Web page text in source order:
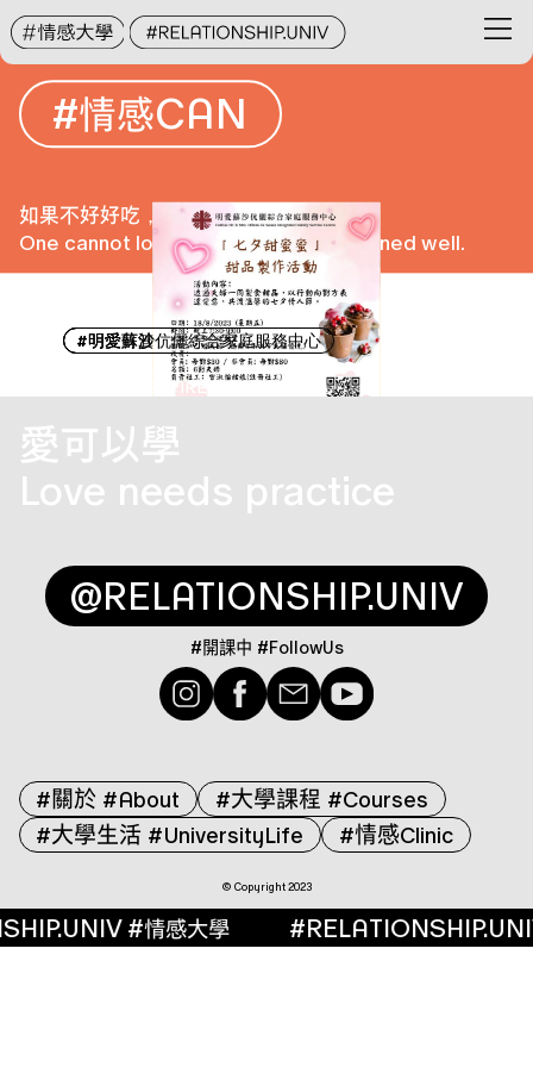
#情感CAN
如果不好好吃，怎樣好好去愛。
One cannot love well if one has not dined well.
#相關活動 EVENTS
禪。啡@夫婦篇
EXPIRED EVENT
#明愛蘇沙伉儷綜合家庭服務中心
賽馬會智家樂計劃《家．多
一點計劃》軟餐制作教學
EXPIRED EVENT
#明愛筲箕灣綜合家庭服務中心
「七夕甜蜜蜜」甜品製作活動
EXPIRED EVENT
#明愛蘇沙伉儷綜合家庭服務中心
愛可以學
Love needs practice
@RELATIONSHIP.UNIV
#開課中 #FollowUs
#關於 #About #大學課程 #Courses
#大學生活 #UniversityLife #情感Clinic
© Copyright 2023
#情感大學